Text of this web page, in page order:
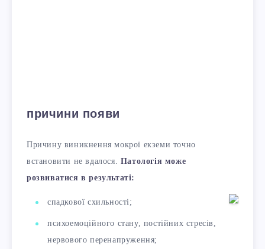
причини появи
Причину виникнення мокрої екземи точно
встановити не вдалося. Патологія може
розвиватися в результаті:
спадкової схильності;
психоемоційного стану, постійних стресів,
нервового перенапруження;